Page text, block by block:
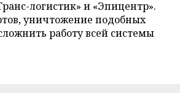
логистик» и «Эпицентр».
уничтожение подобных
работу всей системы